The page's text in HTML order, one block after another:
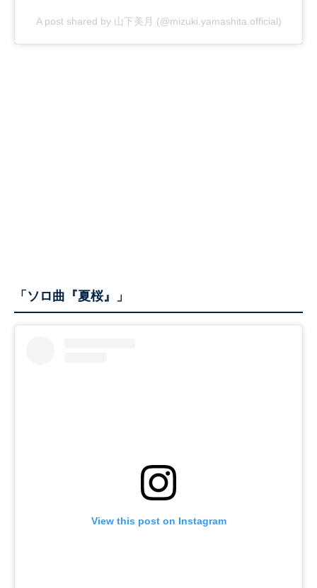
A post shared by 山下美月 (@mizuki.yamashita.official)
「ソロ曲『夏桜』」
View this post on Instagram